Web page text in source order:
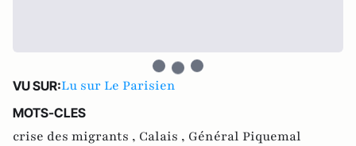
VU SUR:Lu sur Le Parisien
MOTS-CLES
crise des migrants , Calais , Général Piquemal